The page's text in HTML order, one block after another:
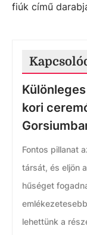
fiúk című
kori
Fontos pillanat
társát, és eljön
hűséget
lehettünk a